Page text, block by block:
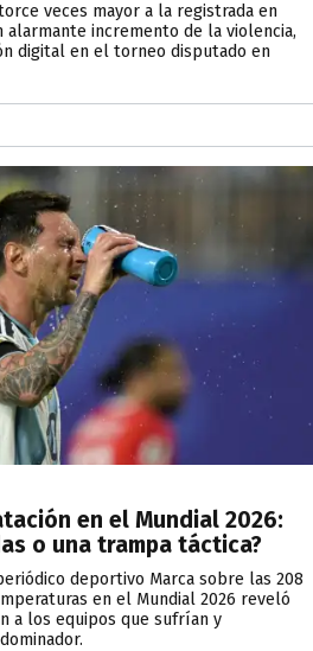
veces mayor a la registrada en
alarmante incremento de la violencia,
digital en el torneo disputado en
en el Mundial 2026:
o una trampa táctica?
deportivo Marca sobre las 208
en el Mundial 2026 reveló
a los equipos que sufrían y